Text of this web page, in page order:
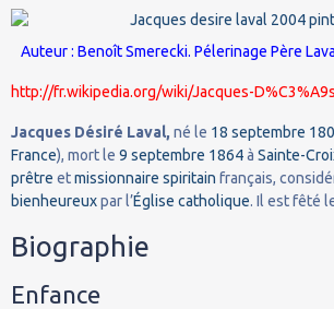
Auteur : Benoît Smerecki. Pélerinage Père
http://fr.wikipedia.org/wiki/Jacques-
Jacques Désiré Laval, né le 18 septembre
France), mort le 9 septembre 1864à Sainte-
prêtre etmissionnaire spiritain français,
bienheureuxpar l’Église catholique. Il est fêté
Biographie
Enfance